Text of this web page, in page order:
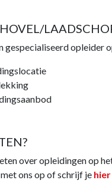
gespecialiseerd opleider
over opleidingen op
met ons op of schrijf je hier